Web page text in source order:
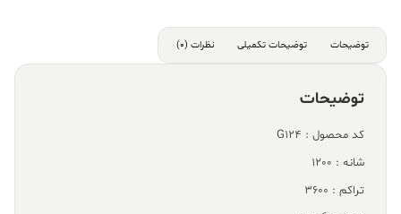
توضیحات توضیحات تکمیلی نظرات (0)
توضیحات
کد محصول : G124
شانه : 1200
تراکم : 3600